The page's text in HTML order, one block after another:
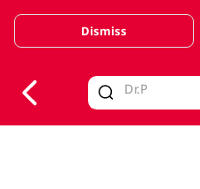
Valid Until 30 June 2026
Dismiss